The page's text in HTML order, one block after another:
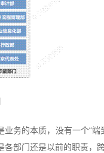
务的本质，没有一个“
部门还是以前的职责，